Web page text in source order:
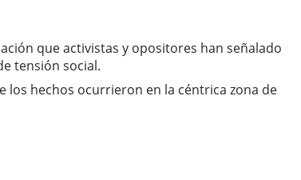
que activistas y opositores han señalado
tensión social.
hechos ocurrieron en la céntrica zona de